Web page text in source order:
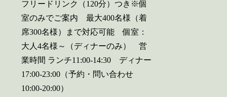
フリードリンク（120分）つき※個
室のみでご案内 最大400名様（着
席300名様）まで対応可能 個室：
大人4名様～（ディナーのみ） 営
業時間 ランチ11:00‐14:30 ディナー
17:00‐23:00（予約・問い合わせ
10:00‐20:00）